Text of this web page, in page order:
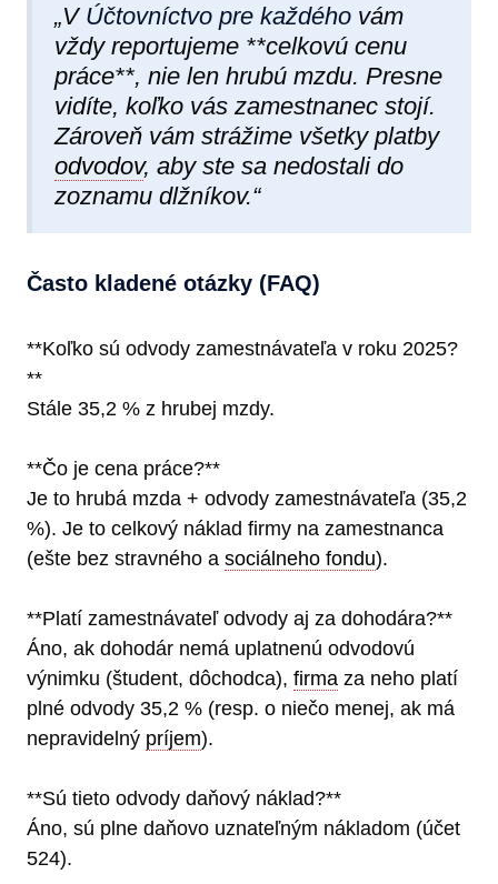
„V Účtovníctvo pre každého vám
vždy reportujeme **celkovú cenu
práce**, nie len hrubú mzdu. Presne
vidíte, koľko vás zamestnanec stojí.
Zároveň vám strážime všetky platby
odvodov, aby ste sa nedostali do
zoznamu dlžníkov.“
Často kladené otázky (FAQ)
**Koľko sú odvody zamestnávateľa v roku 2025?
**
Stále 35,2 % z hrubej mzdy.
**Čo je cena práce?**
Je to hrubá mzda + odvody zamestnávateľa (35,2
%). Je to celkový náklad firmy na zamestnanca
(ešte bez stravného a sociálneho fondu).
**Platí zamestnávateľ odvody aj za dohodára?**
Áno, ak dohodár nemá uplatnenú odvodovú
výnimku (študent, dôchodca), firma za neho platí
plné odvody 35,2 % (resp. o niečo menej, ak má
nepravidelný príjem).
**Sú tieto odvody daňový náklad?**
Áno, sú plne daňovo uznateľným nákladom (účet
524).